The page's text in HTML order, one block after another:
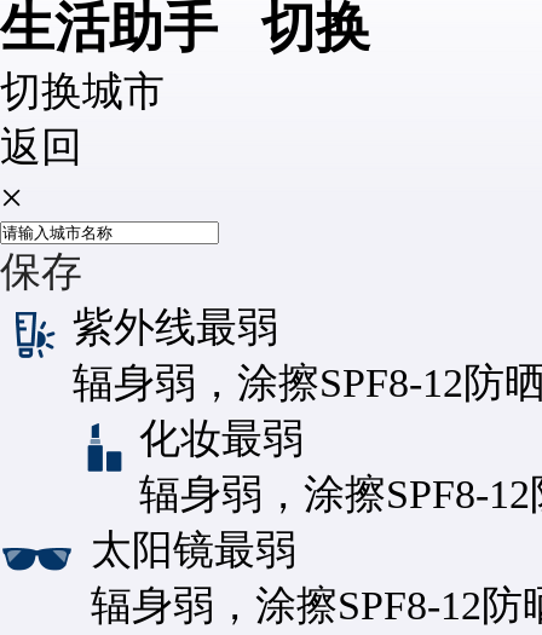
生活助手 切换
切换城市
返回
×
保存
紫外线最弱
辐身弱，涂擦SPF8-12防
化妆最弱
辐身弱，涂擦SPF8-
太阳镜最弱
辐身弱，涂擦SPF8-12防